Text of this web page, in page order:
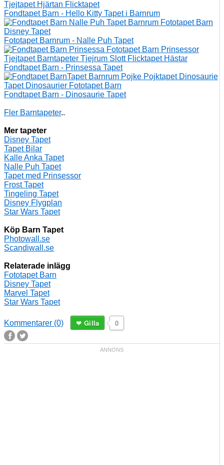
Fondtapet Barn - Hello Kitty Tapet i Barnrum
Fototapet Barnrum - Nalle Puh Tapet
Fondtapet Barn - Prinsessa Tapet
Fondtapet Barn - Dinosaurie Tapet
Fler Barntapeter..
Mer tapeter
Disney Tapet
Tapet Bilar
Kalle Anka Tapet
Nalle Puh Tapet
Tapet med Prinsessor
Frost Tapet
Tingeling Tapet
Disney Flygplan
Star Wars Tapet
Köp Barn Tapet
Photowall.se
Scandiwall.se
Relaterade inlägg
Fototapet Barn
Disney Tapet
Marvel Tapet
Star Wars Tapet
Kommentarer (0) 0
Gilla